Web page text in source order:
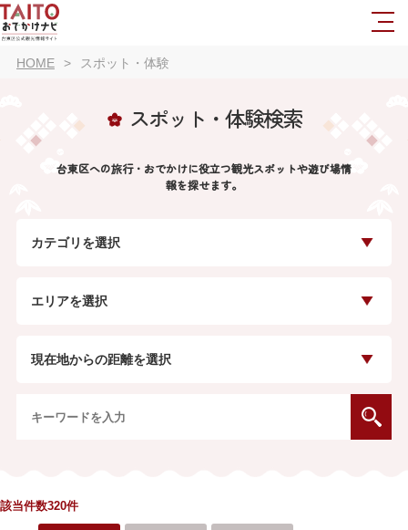
HOME スポット・体験
スポット・体験検索
台東区への旅行・おでかけに役立つ観光スポットや遊び場情
報を探せます。
カテゴリを選択
エリアを選択
現在地からの距離を選択
該当件数320件